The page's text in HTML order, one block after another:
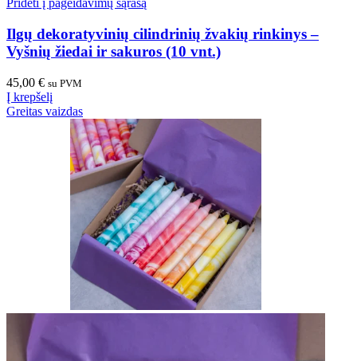
Pridėti į pageidavimų sąrašą
Ilgų dekoratyvinių cilindrinių žvakių rinkinys –
Vyšnių žiedai ir sakuros (10 vnt.)
45,00 € su PVM
Į krepšelį
Greitas vaizdas